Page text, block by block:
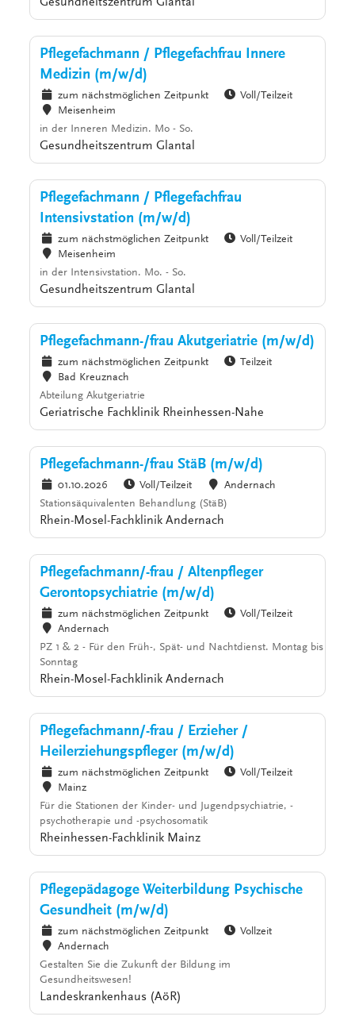
Gesundheitszentrum Glantal
Pflegefachmann / Pflegefachfrau Innere
Medizin (m/w/d)
zum nächstmöglichen Zeitpunkt
Voll/Teilzeit
Meisenheim
in der Inneren Medizin. Mo - So.
Gesundheitszentrum Glantal
Pflegefachmann / Pflegefachfrau
Intensivstation (m/w/d)
zum nächstmöglichen Zeitpunkt
Voll/Teilzeit
Meisenheim
in der Intensivstation. Mo. - So.
Gesundheitszentrum Glantal
Pflegefachmann-/frau Akutgeriatrie (m/w/d)
zum nächstmöglichen Zeitpunkt
Teilzeit
Bad Kreuznach
Abteilung Akutgeriatrie
Geriatrische Fachklinik Rheinhessen-Nahe
Pflegefachmann-/frau StäB (m/w/d)
01.10.2026 Voll/Teilzeit
Andernach
Stationsäquivalenten Behandlung (StäB)
Rhein-Mosel-Fachklinik Andernach
Pflegefachmann/-frau / Altenpfleger
Gerontopsychiatrie (m/w/d)
zum nächstmöglichen Zeitpunkt
Voll/Teilzeit
Andernach
PZ 1 & 2 - Für den Früh-, Spät- und Nachtdienst. Montag bis
Sonntag
Rhein-Mosel-Fachklinik Andernach
Pflegefachmann/-frau / Erzieher /
Heilerziehungspfleger (m/w/d)
zum nächstmöglichen Zeitpunkt
Voll/Teilzeit
Mainz
Für die Stationen der Kinder- und Jugendpsychiatrie, -
psychotherapie und -psychosomatik
Rheinhessen-Fachklinik Mainz
Pflegepädagoge Weiterbildung Psychische
Gesundheit (m/w/d)
zum nächstmöglichen Zeitpunkt
Vollzeit
Andernach
Gestalten Sie die Zukunft der Bildung im
Gesundheitswesen!
Landeskrankenhaus (AöR)